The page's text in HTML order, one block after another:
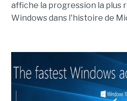
affiche la progression la plus
Windows dans l'histoire de